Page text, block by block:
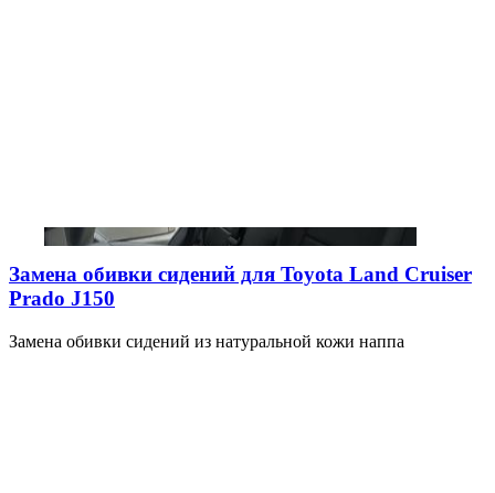
Замена обивки сидений для Toyota Land Cruiser
Prado J150
Замена обивки сидений из натуральной кожи наппа